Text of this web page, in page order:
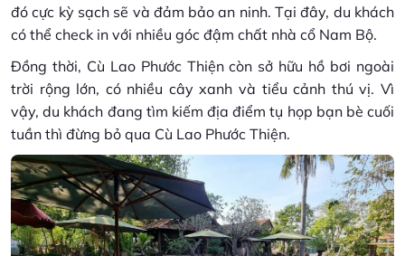
đó cực kỳ sạch sẽ và đảm bảo an ninh. Tại đây, du khách
có thể check in với nhiều góc đậm chất nhà cổ Nam Bộ.
Đồng thời, Cù Lao Phước Thiện còn sở hữu hồ bơi ngoài
trời rộng lớn, có nhiều cây xanh và tiểu cảnh thú vị. Vì
vậy, du khách đang tìm kiếm địa điểm tụ họp bạn bè cuối
tuần thì đừng bỏ qua Cù Lao Phước Thiện.